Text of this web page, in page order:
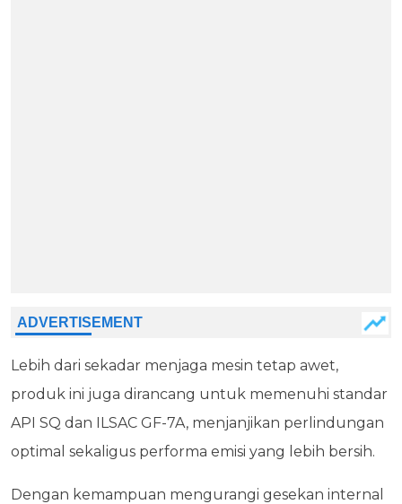
Lebih dari sekadar menjaga mesin tetap awet,
produk ini juga dirancang untuk memenuhi standar
API SQ dan ILSAC GF-7A, menjanjikan perlindungan
optimal sekaligus performa emisi yang lebih bersih.
Dengan kemampuan mengurangi gesekan internal